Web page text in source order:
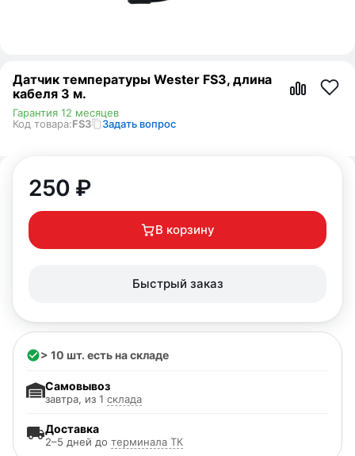
Датчик температуры Wester FS3, длина
кабеля 3 м.
Код товара:FS3 Задать вопрос
Гарантия 12 месяцев
250 ₽
В корзину
Быстрый заказ
> 10 шт. есть на складе
Доставка
2–5 дней до терминала ТК
Самовывоз
завтра, из 1 склада